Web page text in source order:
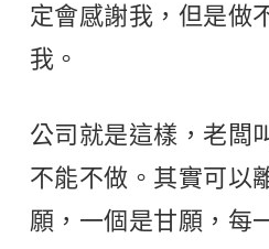
定會感謝我，但是做
我。
公司就是這樣，老闆
不能不做。其實可以
願，一個是甘願，每